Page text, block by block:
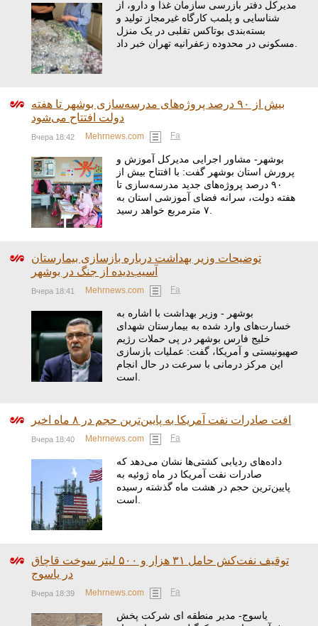
مدیرکل دفتر بازرسی سازمان غذا و دارو، از
شناسایی و پلمب کارگاه غیرمجاز تولید و
بسته‌بندی بوتاکس تقلبی در یک منزل
بیش از ۹۰ درصد پروژه‌های مدرسه‌سازی بوشهر تا هفته
دولت افتتاح می‌شود
Вчера 18:42 Mehrnews.com Fa
بوشهر- مشاور اجرایی مدیرکل آموزش و
پرورش استان بوشهر گفت: با افتتاح بیش از
۹۰ درصد پروژه‌های جدید مدرسه‌سازی تا
هفته دولت، سرانه فضای آموزشی استان به
توضیحات وزیر بهداشت درباره بازسازی بیمارستان
آسیب‌دیده از جنگ در بوشهر
Вчера 18:41 Mehrnews.com Fa
بوشهر - وزیر بهداشت با اشاره به
خسارت‌های وارد شده به بیمارستان شهدای
خلیج فارس بوشهر در پی حملات رژیم
صهیونیستی و آمریکا، گفت: عملیات بازسازی
این مرکز درمانی با سرعت در حال انجام
افت صادرات نفت آمریکا به پایین‌ترین حجم در ۸ ماه اخیر
Вчера 18:40 Mehrnews.com Fa
داده‌های ردیابی کشتی‌ها نشان می‌دهد که
صادرات نفت آمریکا در ماه ژوئیه به
پایین‌ترین حجم در هشت ماه گذشته رسیده
توقیف نفت‌کش حامل ۳۱ هزار و ۵۰۰ لیتر سوخت قاچاق
در یاسوج
Вчера 18:39 Mehrnews.com Fa
یاسوج- مدیر منطقه ای شرکت پخش